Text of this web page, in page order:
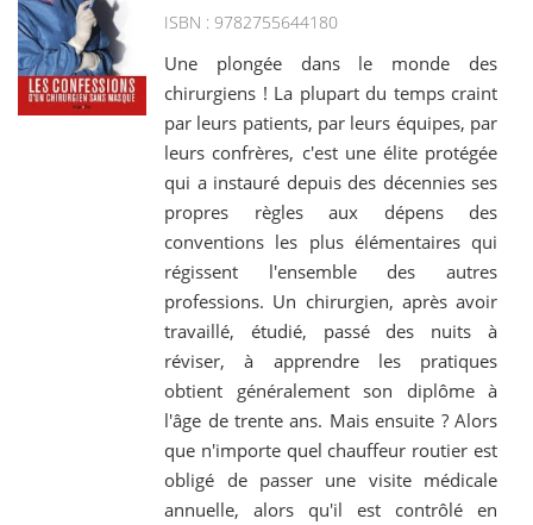
ISBN : 9782755644180
Une plongée dans le monde des
chirurgiens ! La plupart du temps craint
par leurs patients, par leurs équipes, par
leurs confrères, c'est une élite protégée
qui a instauré depuis des décennies ses
propres règles aux dépens des
conventions les plus élémentaires qui
régissent l'ensemble des autres
professions. Un chirurgien, après avoir
travaillé, étudié, passé des nuits à
réviser, à apprendre les pratiques
obtient généralement son diplôme à
l'âge de trente ans. Mais ensuite ? Alors
que n'importe quel chauffeur routier est
obligé de passer une visite médicale
annuelle, alors qu'il est contrôlé en